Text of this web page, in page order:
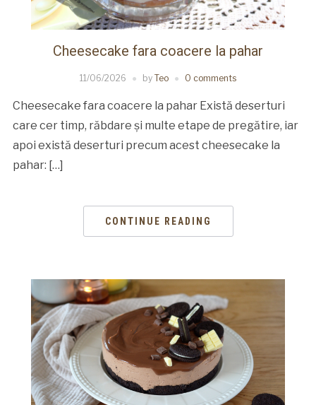
Cheesecake fara coacere la pahar
11/06/2026 by Teo 0 comments
Cheesecake fara coacere la pahar Există deserturi
care cer timp, răbdare și multe etape de pregătire, iar
apoi există deserturi precum acest cheesecake la
pahar: […]
CONTINUE READING